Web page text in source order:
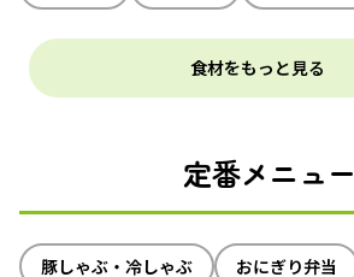
食材をもっと見る
定番メニュー
豚しゃぶ・冷しゃぶ おにぎり弁当